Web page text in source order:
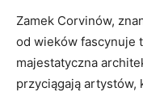
Zamek Corvinów,
od wieków fascynuje
majestatyczna
przyciągają artystów,